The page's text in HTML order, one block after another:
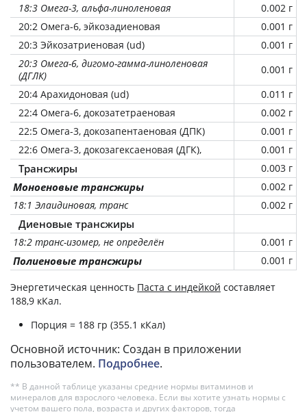
18:3 Омега-3, альфа-линоленовая
0.002 г
20:2 Омега-6, эйкозадиеновая
0.001 г
20:3 Эйкозатриеновая (ud)
0.001 г
20:3 Омега-6, дигомо-гамма-линоленовая
(ДГЛК)
0.001 г
20:4 Арахидоновая (ud)
0.011 г
22:4 Омега-6, докозатетраеновая
0.002 г
22:5 Омега-3, докозапентаеновая (ДПК)
0.001 г
22:6 Омега-3, докозагексаеновая (ДГК),
0.001 г
Трансжиры 0.003 г
Моноеновые трансжиры
0.002 г
18:1 Элаидиновая, транс
0.002 г
Диеновые трансжиры
18:2 транс-изомер, не определён 0.001 г
Полиеновые трансжиры 0.001 г
Энергетическая ценность Паста с индейкой составляет
188,9 кКал.
Порция = 188 гр (355.1 кКал)
Основной источник: Создан в приложении
пользователем. Подробнее.
** В данной таблице указаны средние нормы витаминов и
минералов для взрослого человека. Если вы хотите узнать нормы с
учетом вашего пола, возраста и других факторов, тогда